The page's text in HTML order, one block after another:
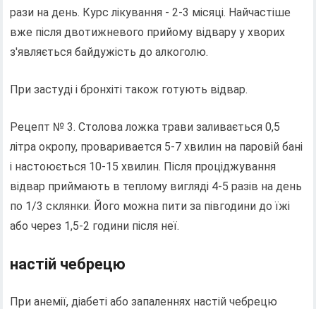
рази на день. Курс лікування - 2-3 місяці. Найчастіше
вже після двотижневого прийому відвару у хворих
з'являється байдужість до алкоголю.
При застуді і бронхіті також готують відвар.
Рецепт № 3. Столова ложка трави заливається 0,5
літра окропу, проваривается 5-7 хвилин на паровій бані
і настоюється 10-15 хвилин. Після проціджування
відвар приймають в теплому вигляді 4-5 разів на день
по 1/3 склянки. Його можна пити за півгодини до їжі
або через 1,5-2 години після неї.
настій чебрецю
При анемії, діабеті або запаленнях настій чебрецю